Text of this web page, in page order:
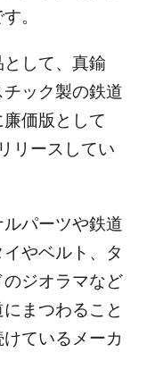
。
して、真鍮
ック製の鉄道
価版として
リースしてい
パーツや鉄道
やベルト、タ
ジオラマなど
まつわること
ているメーカ